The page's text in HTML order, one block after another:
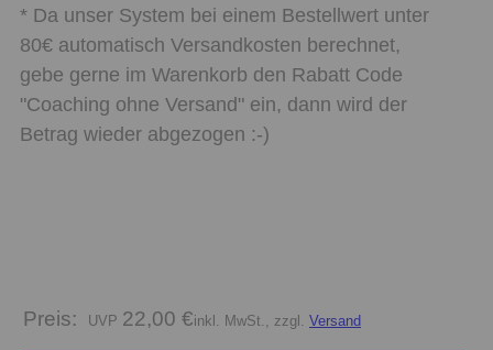
* Da unser System bei einem Bestellwert unter
80€ automatisch Versandkosten berechnet,
gebe gerne im Warenkorb den Rabatt Code
"Coaching ohne Versand" ein, dann wird der
Betrag wieder abgezogen :-)
Preis: 22,00 €inkl. MwSt., zzgl. Versand